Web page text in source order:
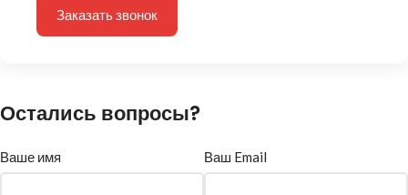
Заказать звонок
Остались вопросы?
Ваше имя Ваш Email